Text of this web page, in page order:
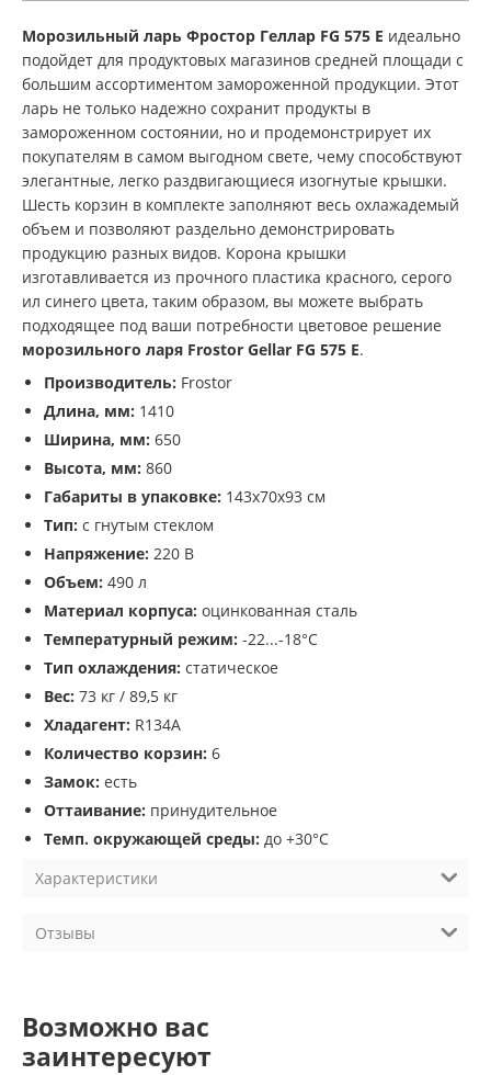
Морозильный ларь Фростор Геллар FG 575 E идеально
подойдет для продуктовых магазинов средней площади с
большим ассортиментом замороженной продукции. Этот
ларь не только надежно сохранит продукты в
замороженном состоянии, но и продемонстрирует их
покупателям в самом выгодном свете, чему способствуют
элегантные, легко раздвигающиеся изогнутые крышки.
Шесть корзин в комплекте заполняют весь охлажадемый
объем и позволяют раздельно демонстрировать
продукцию разных видов. Корона крышки
изготавливается из прочного пластика красного, серого
ил синего цвета, таким образом, вы можете выбрать
подходящее под ваши потребности цветовое решение
морозильного ларя Frostor Gellar FG 575 E.
Производитель: Frostor
Длина, мм: 1410
Ширина, мм: 650
Высота, мм: 860
Габариты в упаковке: 143х70х93 см
Тип: с гнутым стеклом
Напряжение: 220 В
Объем: 490 л
Материал корпуса: оцинкованная сталь
Температурный режим: -22...-18°С
Тип охлаждения: статическое
Вес: 73 кг / 89,5 кг
Хладагент: R134A
Количество корзин: 6
Замок: есть
Оттаивание: принудительное
Темп. окружающей среды: до +30°С
Характеристики
Отзывы
Возможно вас
заинтересуют